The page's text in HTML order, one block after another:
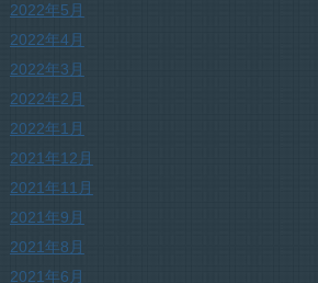
2022年5月
2022年4月
2022年3月
2022年2月
2022年1月
2021年12月
2021年11月
2021年9月
2021年8月
2021年6月